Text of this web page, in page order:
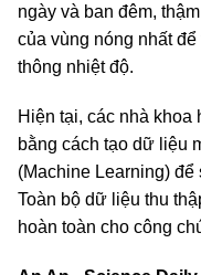
ngày và ban đêm,
của vùng nóng nhất
thông nhiệt độ.
Hiện tại, các nhà khoa
bằng cách tạo dữ liệu
(Machine Learning)
Toàn bộ dữ liệu thu
hoàn toàn cho công